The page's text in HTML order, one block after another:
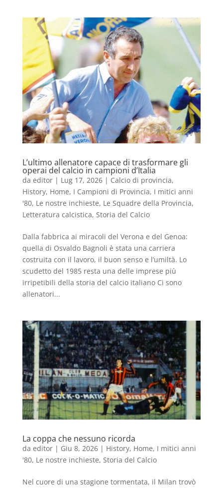
L’ultimo allenatore capace di trasformare gli
operai del calcio in campioni d’Italia
da editor| Lug 17, 2026| Calcio di provincia,
History, Home, I Campioni di Provincia, I mitici anni
'80, Le nostre inchieste, Le Squadre della Provincia,
Letteratura calcistica, Storia del Calcio
Dalla fabbrica ai miracoli del Verona e del Genoa:
quella di Osvaldo Bagnoli è stata una carriera
costruita con il lavoro, il buon senso e l’umiltà. Lo
scudetto del 1985 resta una delle imprese più
irripetibili della storia del calcio italiano Ci sono
allenatori...
La coppa che nessuno ricorda
da editor| Giu 8, 2026| History, Home, I mitici anni
'80, Le nostre inchieste, Storia del Calcio
Nel cuore di una stagione tormentata, il Milan trovò